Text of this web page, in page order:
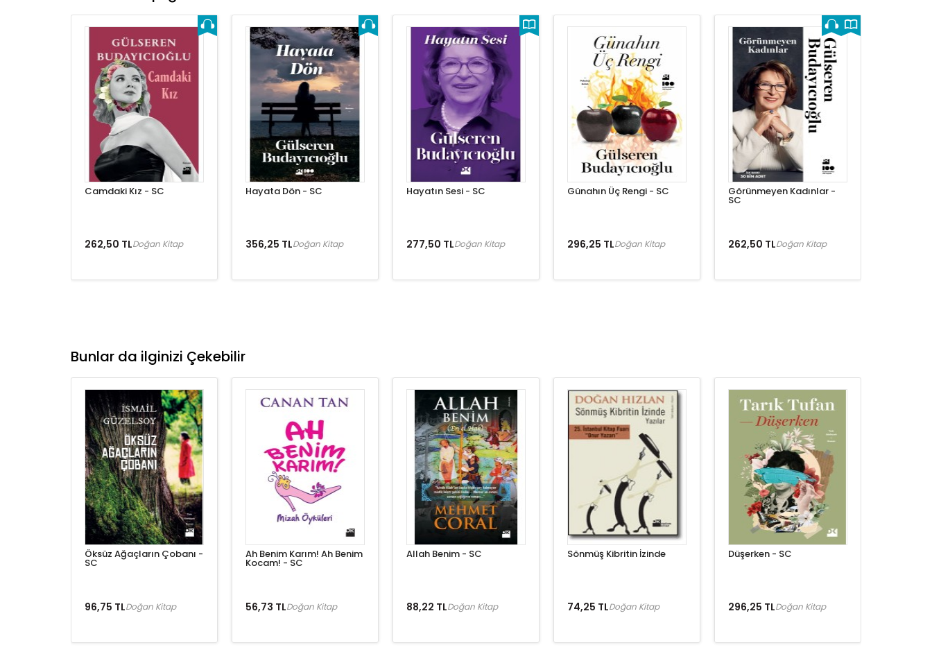
Camdaki Kız - SC
262,50 TLDoğan Kitap
Hayata Dön - SC
356,25 TLDoğan Kitap
Hayatın Sesi - SC
277,50 TLDoğan Kitap
Günahın Üç Rengi - SC
296,25 TLDoğan Kitap
Görünmeyen Kadınlar -
SC
262,50 TLDoğan Kitap
Bunlar da ilginizi Çekebilir
Öksüz Ağaçların Çobanı -
SC
96,75 TLDoğan Kitap
Ah Benim Karım! Ah Benim
Kocam! - SC
56,73 TLDoğan Kitap
Allah Benim - SC
88,22 TLDoğan Kitap
Sönmüş Kibritin İzinde
74,25 TLDoğan Kitap
Düşerken - SC
296,25 TLDoğan Kitap